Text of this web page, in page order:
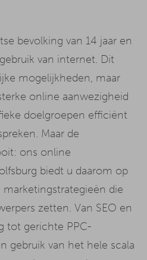
bevolking van 14 jaar en
van internet. Dit
mogelijkheden, maar
online aanwezigheid
doelgroepen efficiënt
Maar de
ons online
biedt u daarom op
die
zetten. Van SEO en
tot gerichte PPC-
gebruik van het hele scala